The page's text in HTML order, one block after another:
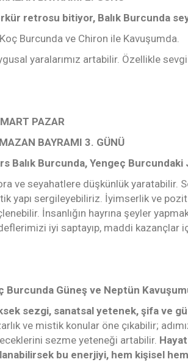
retrosu bitiyor, Balık Burcunda
Burcunda ve Chiron ile Kavuşumda.
yaralarımız artabilir. Özellikle
PAZAR
BAYRAMI 3. GÜNÜ
Balık Burcunda, Yengeç
ve seyahatlere düşkünlük yaratabilir.
yapı sergileyebiliriz. İyimserlik ve
İnsanlığın hayrına şeyler
iyi saptayıp, maddi kazançlar
Burcunda Güneş ve Neptün
sezgi, sanatsal yetenek, şifa ve
ve mistik konular öne çıkabilir;
sezme yeteneği artabilir.
bu enerjiyi, hem kişisel